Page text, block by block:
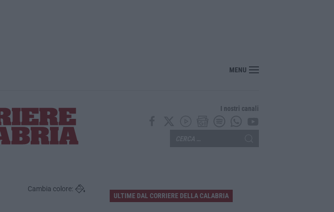
Dai Piani per il rischio sismico al welfare, i provvedimenti approvati dalla Giunta
MENU
I nostri canali
Cambia colore:
ULTIME DAL CORRIERE DELLA CALABRIA